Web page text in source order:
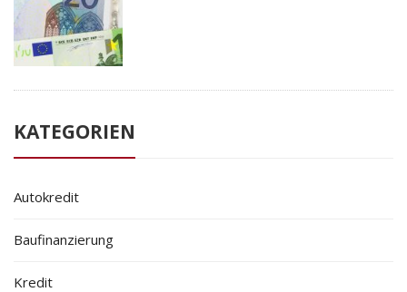
KATEGORIEN
Autokredit
Baufinanzierung
Kredit